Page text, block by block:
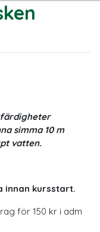
simma 10 m
vatten.
innan kursstart.
för 150 kr i adm